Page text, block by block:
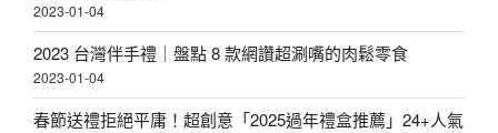
2023-01-04
2023 台灣伴手禮｜盤點 8 款網讚超涮嘴的肉鬆零食
2023-01-04
春節送禮拒絕平庸！超創意「2025過年禮盒推薦」24+人氣